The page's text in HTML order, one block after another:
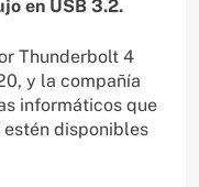
en USB 3.2.
Thunderbolt 4
y la compañía
informáticos que
disponibles